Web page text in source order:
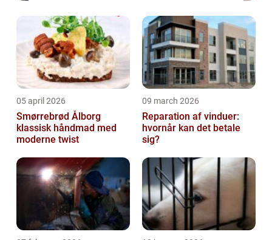
05 april 2026
Smørrebrød Ålborg
klassisk håndmad med
moderne twist
09 march 2026
Reparation af vinduer:
hvornår kan det betale
sig?